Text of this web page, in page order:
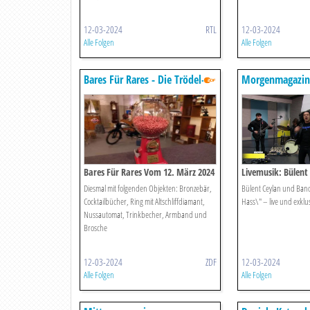
12-03-2024 RTL
Alle Folgen
12-03-2024
Alle Folgen
Bares Für Rares - Die Trödel-
show Mit Horst Lichter
Bares Für Rares Vom 12. März 2024
Diesmal mit folgenden Objekten: Bronzebär,
Cocktailbücher, Ring mit Altschliffdiamant,
Nussautomat, Trinkbecher, Armband und
Brosche
12-03-2024 ZDF
Alle Folgen
Morgenmagazin
Livemusik: Bülent
Bülent Ceylan und
Hass\" – live und
12-03-2024
Alle Folgen